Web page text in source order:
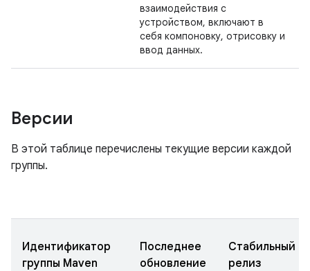
взаимодействия с
устройством, включают в
себя компоновку, отрисовку и
ввод данных.
Версии
В этой таблице перечислены текущие версии каждой
группы.
Идентификатор
группы Maven
Последнее
обновление
Стабильный
релиз